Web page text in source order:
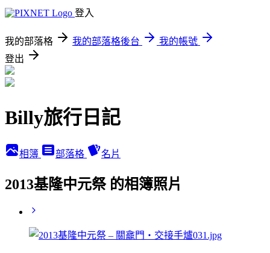
登入
我的部落格 我的部落格後台
我的帳號
登出
Billy旅行日記
相簿 部落格 名片
2013基隆中元祭 的相簿照片